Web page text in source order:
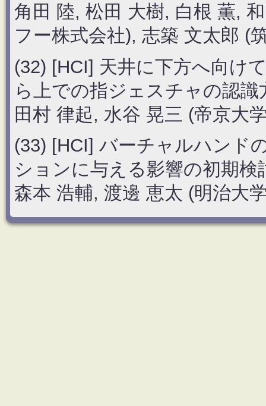
角田 陸, 松田 大樹, 白根 薫,
フー株式会社), 志築 文太郎 (
(32) [HCI] 天井に下方へ向け
ら上での指ジェスチャの認識
田村 律起, 水谷 晃三 (帝京大
(33) [HCI] バーチャルハンド
ションに与える影響の初期検
森本 浩輔, 渡邊 恵太 (明治大